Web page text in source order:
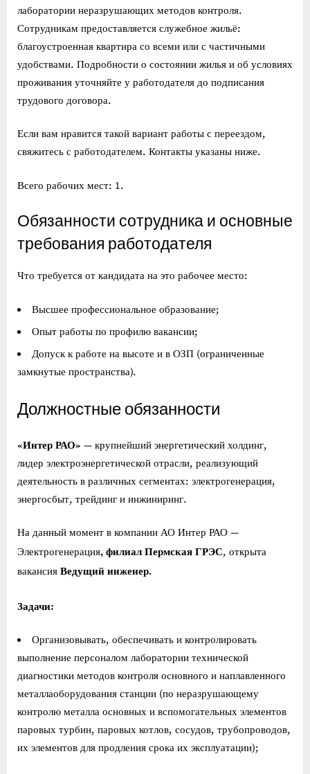
лаборатории неразрушающих методов контроля.
Сотрудникам предоставляется служебное жильё:
благоустроенная квартира со всеми или с частичными
удобствами. Подробности о состоянии жилья и об условиях
проживания уточняйте у работодателя до подписания
трудового договора.
Если вам нравится такой вариант работы с переездом,
свяжитесь с работодателем. Контакты указаны ниже.
Всего рабочих мест: 1.
Обязанности сотрудника и основные
требования работодателя
Что требуется от кандидата на это рабочее место:
Высшее профессиональное образование;
Опыт работы по профилю вакансии;
Допуск к работе на высоте и в ОЗП (ограниченные
замкнутые пространства).
Должностные обязанности
«Интер РАО» — крупнейший энергетический холдинг,
лидер электроэнергетической отрасли, реализующий
деятельность в различных сегментах: электрогенерация,
энергосбыт, трейдинг и инжиниринг.
На данный момент в компании АО Интер РАО —
Электрогенерация, филиал Пермская ГРЭС, открыта
вакансия Ведущий инженер.
Задачи:
Организовывать, обеспечивать и контролировать
выполнение персоналом лаборатории технической
диагностики методов контроля основного и наплавленного
металлаоборудования станции (по неразрушающему
контролю металла основных и вспомогательных элементов
паровых турбин, паровых котлов, сосудов, трубопроводов,
их элементов для продления срока их эксплуатации);